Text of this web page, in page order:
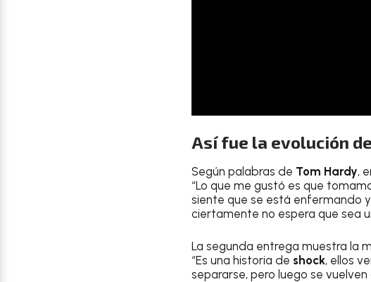
Así fue la evolución
Según palabras de Tom Hardy,
“Lo que me gustó es que
siente que se está enfermando
ciertamente no espera que sea
La segunda entrega muestra la
“Es una historia de shock, ellos
separarse, pero luego se